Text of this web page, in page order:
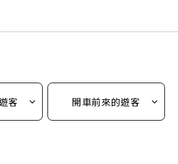
客 開車前來的遊客